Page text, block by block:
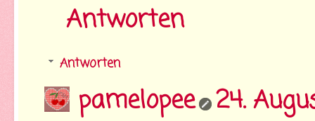
Antworten
Antworten
pamelopee 24.